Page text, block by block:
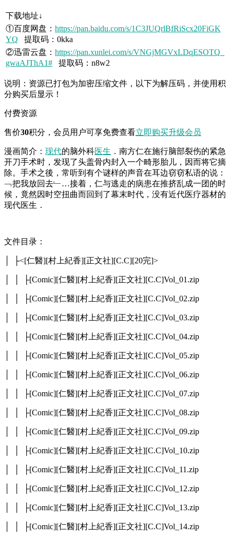
下载地址↓
①百度网盘： https://pan.baidu.com/s/1C3JUQrlBfRiScx20FiGK
YQ 提取码：0kka
②迅雷云盘： https://pan.xunlei.com/s/VNGjMGVxLDqESOTQ_
gwaAJThA1# 提取码：n8w2
说明：资源已打包为加密压缩文件，以下为解压码，并使用积
分购买后显示！
付费资源
售价30积分 ，会员用户可享免费查看立即购买升级会员
漫画简介： 现代的脑外科医生 ．南方仁在施行脑部裂伤的紧急
开刀手术时，发现了头盖骨内封入一个畸形胎儿，因而将它摘
除。手术之後，常听到有个谜样的声音在耳边窃窃私语的说：
﹁把我放回去﹂…接着，仁与逃走的病患在推挤乱成一团的时
候，竟然因时空扭曲而回到了幕末时代，没有近代医疗器材的
现代医生．
文件目录：
│ ├<[仁醫][村上紀香][正文社][C.C][20完]>
│ │ ├[Comic][仁醫][村上紀香][正文社][C.C]Vol_01.zip
│ │ ├[Comic][仁醫][村上紀香][正文社][C.C]Vol_02.zip
│ │ ├[Comic][仁醫][村上紀香][正文社][C.C]Vol_03.zip
│ │ ├[Comic][仁醫][村上紀香][正文社][C.C]Vol_04.zip
│ │ ├[Comic][仁醫][村上紀香][正文社][C.C]Vol_05.zip
│ │ ├[Comic][仁醫][村上紀香][正文社][C.C]Vol_06.zip
│ │ ├[Comic][仁醫][村上紀香][正文社][C.C]Vol_07.zip
│ │ ├[Comic][仁醫][村上紀香][正文社][C.C]Vol_08.zip
│ │ ├[Comic][仁醫][村上紀香][正文社][C.C]Vol_09.zip
│ │ ├[Comic][仁醫][村上紀香][正文社][C.C]Vol_10.zip
│ │ ├[Comic][仁醫][村上紀香][正文社][C.C]Vol_11.zip
│ │ ├[Comic][仁醫][村上紀香][正文社][C.C]Vol_12.zip
│ │ ├[Comic][仁醫][村上紀香][正文社][C.C]Vol_13.zip
│ │ ├[Comic][仁醫][村上紀香][正文社][C.C]Vol_14.zip